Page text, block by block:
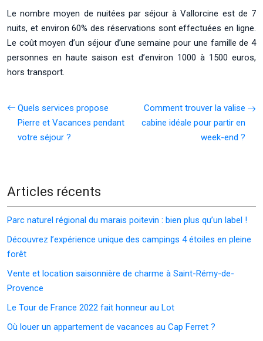
Le nombre moyen de nuitées par séjour à Vallorcine est de 7
nuits, et environ 60% des réservations sont effectuées en ligne.
Le coût moyen d’un séjour d’une semaine pour une famille de 4
personnes en haute saison est d’environ 1000 à 1500 euros,
hors transport.
Quels services propose
Pierre et Vacances pendant
votre séjour ?
Comment trouver la valise
cabine idéale pour partir en
week-end ?
Articles récents
Parc naturel régional du marais poitevin : bien plus qu’un label !
Découvrez l’expérience unique des campings 4 étoiles en pleine
forêt
Vente et location saisonnière de charme à Saint-Rémy-de-
Provence
Le Tour de France 2022 fait honneur au Lot
Où louer un appartement de vacances au Cap Ferret ?